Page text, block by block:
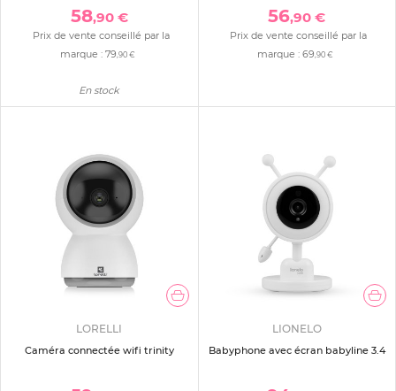
58,90 €
Prix de vente conseillé par la
marque : 79 ,90 €
En stock
56,90 €
Prix de vente conseillé par la
marque : 69 ,90 €
LORELLI
Caméra connectée wifi trinity
LIONELO
Babyphone avec écran babyline 3.4